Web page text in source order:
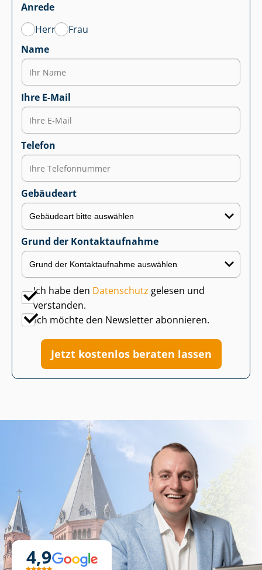
4,9
Anrede
Herr
Frau
Name
Ihre E-Mail
Telefon
Gebäudeart
Grund der Kontaktaufnahme
Ich habe den Datenschutz gelesen und
verstanden.
Ich möchte den Newsletter abonnieren.
Jetzt kostenlos beraten lassen